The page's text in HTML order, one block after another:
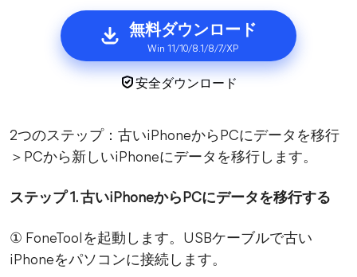
無料ダウンロード
Win 11/10/8.1/8/7/XP
安全ダウンロード
2つのステップ：古いiPhoneからPCにデータを移行
＞PCから新しいiPhoneにデータを移行します。
ステップ 1. 古いiPhoneからPCにデータを移行する
① FoneToolを起動します。USBケーブルで古い
iPhoneをパソコンに接続します。